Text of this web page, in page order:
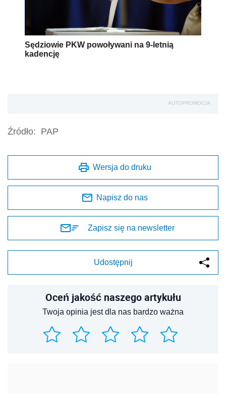
Sędziowie PKW powoływani na 9-letnią
kadencję
AUTOPROMOCJA
Źródło: PAP
Wersja do druku
Napisz do nas
Zapisz się na newsletter
Udostępnij
Oceń jakość naszego artykułu
Twoja opinia jest dla nas bardzo ważna